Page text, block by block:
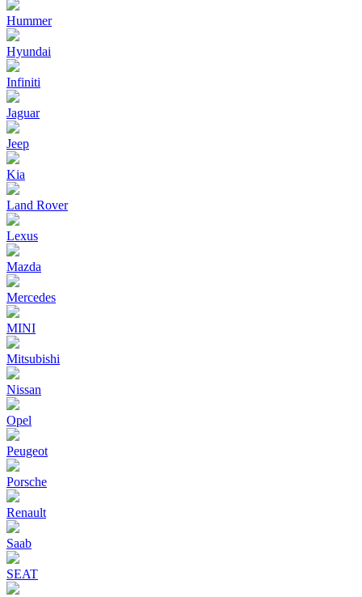
Hummer
Hyundai
Infiniti
Jaguar
Jeep
Kia
Land Rover
Lexus
Mazda
Mercedes
MINI
Mitsubishi
Nissan
Opel
Peugeot
Porsche
Renault
Saab
SEAT